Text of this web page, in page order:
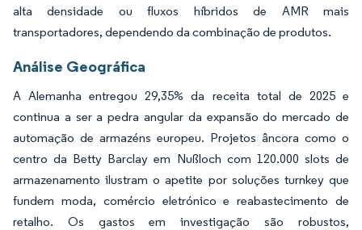
alta densidade ou fluxos híbridos de AMR mais
transportadores, dependendo da combinação de produtos.
Análise Geográfica
A Alemanha entregou 29,35% da receita total de 2025 e
continua a ser a pedra angular da expansão do mercado de
automação de armazéns europeu. Projetos âncora como o
centro da Betty Barclay em Nußloch com 120.000 slots de
armazenamento ilustram o apetite por soluções turnkey que
fundem moda, comércio eletrónico e reabastecimento de
retalho. Os gastos em investigação são robustos,